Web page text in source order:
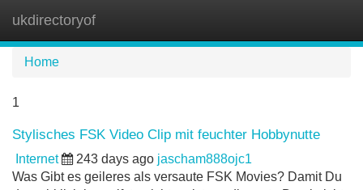
ukdirectoryof
Home
1
Stylisches FSK Video Clip mit feuchter Hobbynutte
Internet 243 days ago jascham888ojc1
Was Gibt es geileres als versaute FSK Movies? Damit Du